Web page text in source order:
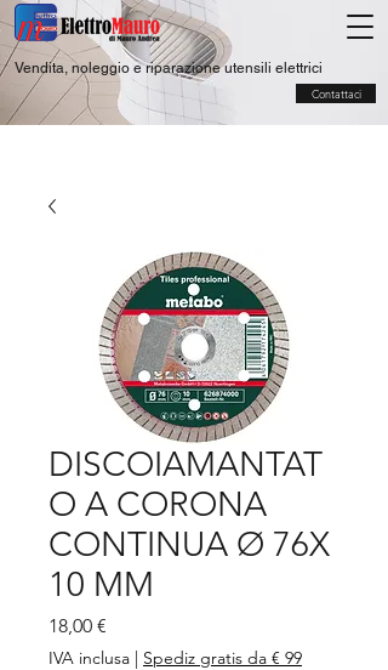
Vendita, noleggio e riparazione utensili elettrici
Contattaci
DISCOIAMANTAT
O A CORONA
CONTINUA Ø 76X
10 MM
18,00 €
IVA inclusa | Spediz gratis da € 99